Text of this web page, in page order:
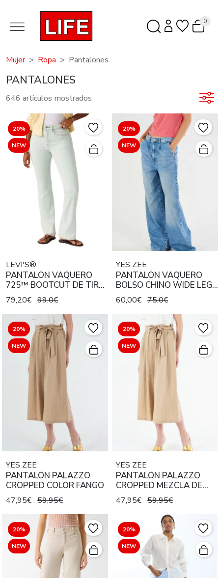
0
Mujer Ropa Pantalones
PANTALONES
646 artículos mostrados
20%
NEW
LEVI'S®
PANTALÓN VAQUERO
725™ BOOTCUT DE TIRO
ALTO LAKE LIFE
79,20€ 99,0€
20%
NEW
YES ZEE
PANTALÓN VAQUERO
BOLSO CHINO WIDE LEG
MID STONE WASH
60,00€ 75,0€
20%
NEW
YES ZEE
PANTALÓN PALAZZO
CROPPED COLOR FANGO
47,95€ 59,95€
20%
NEW
YES ZEE
PANTALÓN PALAZZO
CROPPED MEZCLA DE
LINO BEIGE
47,95€ 59,95€
20%
NEW
20%
NEW